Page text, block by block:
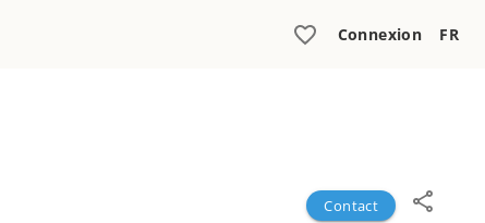
Connexion FR
Contact